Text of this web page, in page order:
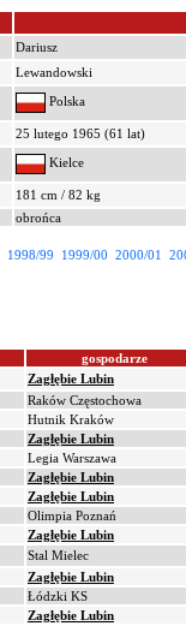
Dariusz
Lewandowski
Polska
25 lutego 1965 (61 lat)
Kielce
181 cm / 82 kg
obrońca
1998/99 1999/00 2000/01
gospodarze
Zagłębie Lubin
Raków Częstochowa
Hutnik Kraków
Zagłębie Lubin
Legia Warszawa
Zagłębie Lubin
Zagłębie Lubin
Olimpia Poznań
Zagłębie Lubin
Stal Mielec
Zagłębie Lubin
Łódzki KS
Zagłębie Lubin